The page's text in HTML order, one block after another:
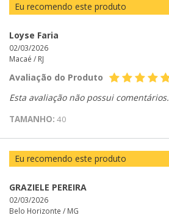
Eu recomendo este produto
Loyse Faria
02/03/2026
Macaé / RJ
Avaliação do Produto
Esta avaliação não possui comentários.
TAMANHO: 40
Eu recomendo este produto
GRAZIELE PEREIRA
02/03/2026
Belo Horizonte / MG